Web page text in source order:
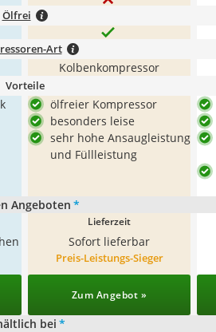
Ölfrei
Art
Kolbenkompressor
Vorteile
ölfreier Kompressor
besonders leise
sehr hohe Ansaugleistung
und Füllleistung
Angeboten *
Lieferzeit
Sofort lieferbar
Preis-Leistungs-Sieger
Zum Angebot »
bei *